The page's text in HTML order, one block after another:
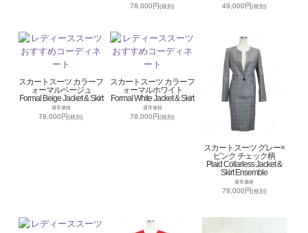
78,000円(税別) 49,000円(税別)
スカートスーツ カラーフ
ォーマルベージュ
Formal Beige Jacket & Skirt
通常価格
78,000円(税別)
スカートスーツ カラーフ
ォーマルホワイト
Formal White Jacket & Skirt
通常価格
78,000円(税別)
スカートスーツ グレー×
ピンク チェック柄
Plaid Collarless Jacket &
Skirt Ensemble
通常価格
78,000円(税別)